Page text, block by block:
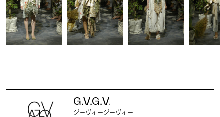
G.V.G.V.
ジーヴィージーヴィー